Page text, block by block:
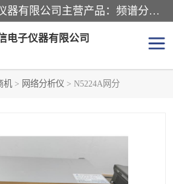
深圳市捷威信电子仪器有限公司主营产品：频谱分析仪.信号发生器.网络分析仪.音频分析仪，示波器，电源，音频分析仪。综合测试仪。蓝牙测试仪等
电子仪器有限公司
机 > 网络分析仪 > N5224A网分
网络分析仪